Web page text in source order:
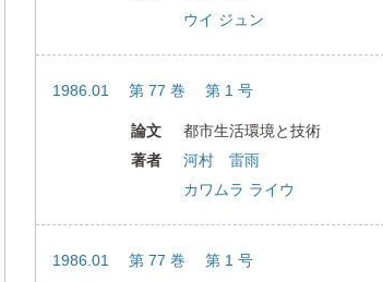
ウイ ジュン
1986.01 第 77 巻 第 1 号
論文
都市生活環境と技術
著者
河村 雷雨
カワムラ ライウ
1986.01 第 77 巻 第 1 号